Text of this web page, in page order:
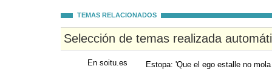
TEMAS RELACIONADOS
Selección de temas realizada
En soitu.es Estopa: 'Que el ego estalle no